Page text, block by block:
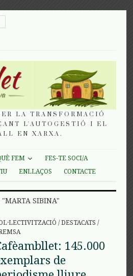
LA TRANSFORMACIÓ
L'AUTOGESTIÓ I EL
EN XARXA.
FEM
FES-TE SOCI/A
ENLLAÇOS CONTACTE
"MARTA SIBINA"
/DESTACATS /
145.000
de